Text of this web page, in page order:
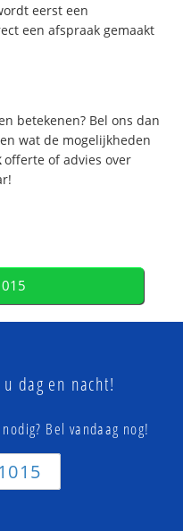
eerst een
een afspraak gemaakt
betekenen? Bel ons dan
wat de mogelijkheden
offerte of advies over
dag en nacht!
Bel vandaag nog!